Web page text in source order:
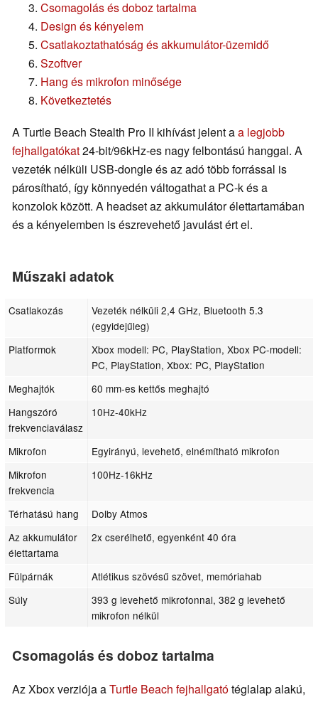
Csomagolás és doboz tartalma
Design és kényelem
Csatlakoztathatóság és akkumulátor-üzemidő
Szoftver
Hang és mikrofon minősége
Következtetés
A Turtle Beach Stealth Pro II kihívást jelent aa legjobb
fejhallgatókat24-bit/96kHz-es nagy felbontású hanggal. A
vezeték nélküli USB-dongle és az adó több forrással is
párosítható, így könnyedén váltogathat a PC-k és a
konzolok között. A headset az akkumulátor élettartamában
és a kényelemben is észrevehető javulást ért el.
Műszaki adatok
Csatlakozás
Vezeték nélküli 2,4 GHz, Bluetooth 5.3
(egyidejűleg)
Platformok
Xbox modell: PC, PlayStation, Xbox PC-modell:
PC, PlayStation, Xbox: PC, PlayStation
Meghajtók
60 mm-es kettős meghajtó
Hangszóró
frekvenciaválasz
10Hz-40kHz
Mikrofon
Egyirányú, levehető, elnémítható mikrofon
Mikrofon
frekvencia
100Hz-16kHz
Térhatású hang
Dolby Atmos
Az akkumulátor
élettartama
2x cserélhető, egyenként 40 óra
Fülpárnák
Atlétikus szövésű szövet, memóriahab
Súly
393 g levehető mikrofonnal, 382 g levehető
mikrofon nélkül
Csomagolás és doboz tartalma
Az Xbox verziója aTurtle Beach fejhallgatótéglalap alakú,